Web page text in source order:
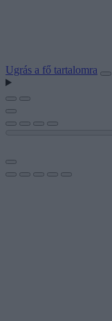
Ugrás a fő tartalomra